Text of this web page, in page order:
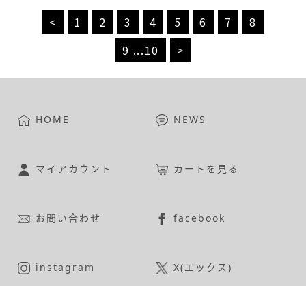
< 1 2 3 4 5 6 7
8
9 ...10 >
HOME NEWS
マイアカウント カートを見る
お問い合わせ facebook
instagram X(エックス)